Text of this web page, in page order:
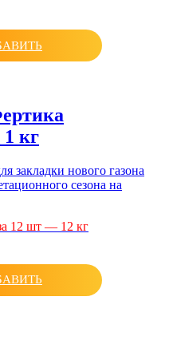
кг
закладки нового газона
сезона на
12 шт — 12 кг